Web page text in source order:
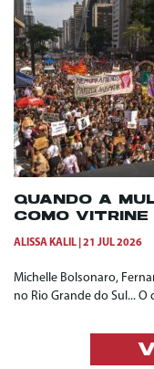
QUANDO A
COMO
ALISSA KALIL 21 JUL 2026
Michelle Bolsonaro,
no Rio Grande do Sul...